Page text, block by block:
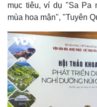
mục tiêu, ví dụ "Sa Pa
mùa hoa mận", "Tuyên